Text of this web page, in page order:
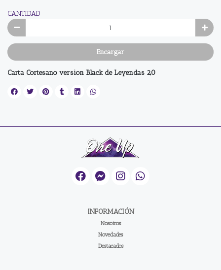
CANTIDAD
Encargar
Carta Cortesano version Black de Leyendas 2,0
INFORMACIÓN
Nosotros
Novedades
Destacados